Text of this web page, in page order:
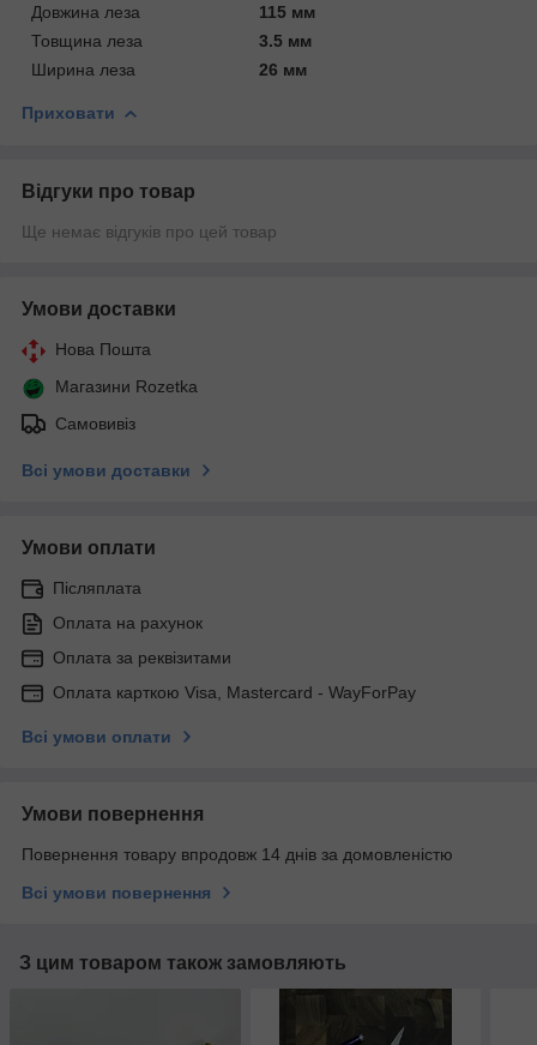
Довжина леза
115 мм
Товщина леза
3.5 мм
Ширина леза
26 мм
Приховати
Відгуки про товар
Ще немає відгуків про цей товар
Умови доставки
Нова Пошта
Магазини Rozetka
Самовивіз
Всі умови доставки
Умови оплати
Післяплата
Оплата на рахунок
Оплата за реквізитами
Оплата карткою Visa, Mastercard - WayForPay
Всі умови оплати
Умови повернення
Повернення товару впродовж 14 днів за домовленістю
Всі умови повернення
З цим товаром також замовляють